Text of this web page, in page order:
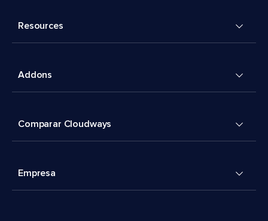
Resources
Addons
Comparar Cloudways
Empresa